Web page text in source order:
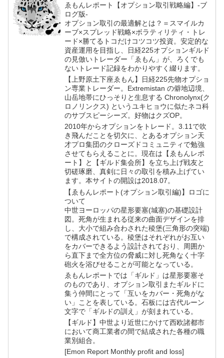
ゑもんレポート【オプション取引戦略編】-ブ
ログ版-
オプション取引の最適解とは？＝スマイルカ
ーブ×スプレッド戦略×ボラティリティ・トレ
ード×勝てるトコだけコツコツ投資。安定的な
資産運用を目指し、日経225オプションギルド
の見倣いトレーダー「ゑもん」が、ろくでも
ないトレード記録をわかりやすく綴ります。
【上野原土下座ゑもん】日経225先物オプショ
ン専業トレーダー。Extremistan の僻地辺境、
山岳地帯にひっそりと生息する Chronolynx(ク
ロノリンクス) というユキヒョウに似たネコ科
のサブスピーシーズ。好物はクズOP。
2010年からオプションをトレード。3.11で吹
き飛んだことを切欠に、とあるオプション天
才プロ集団のクローズドコミュニティで勉強
させてもらえることに。現在は【ゑもんレポ
ート】と【ギルド集会所】を立ち上げ戦友と
切磋琢磨、真剣に日々の取引を積み上げてい
ます。本サイトの開設は2018.07。
【ゑもんレポート(オプション取引編)】ロゴに
ついて
中世ヨーロッパの星形要塞(城塞)の基礎設計
図。死角が生まれる従来の曲面デザインを排
し、大小で組み合わされた稜堡(三角形の突端)
で構成されている。稜堡はそれぞれがお互い
をカバーできるよう設計されており、周囲か
ら直下まで全方位の脅威に対し死角なく十字
砲火を浴びせることが可能となっている。
ゑもんレポートでは「ギルド」は星形要塞そ
のものであり、オプション取引またギルドに
集う仲間にとって「互いをカバー・死角がな
い」ことを表している。石板には古代ルーン
文字で「ギルドの訓え」が刻まれている。
【ギルド】中世より近世にかけて西欧諸都市
において商工業者の間で結成された各種の職
業別組合。
[Emon Report Monthly profit and loss]